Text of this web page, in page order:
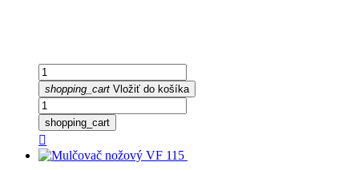
shopping_cart Vložiť do košíka
shopping_cart
